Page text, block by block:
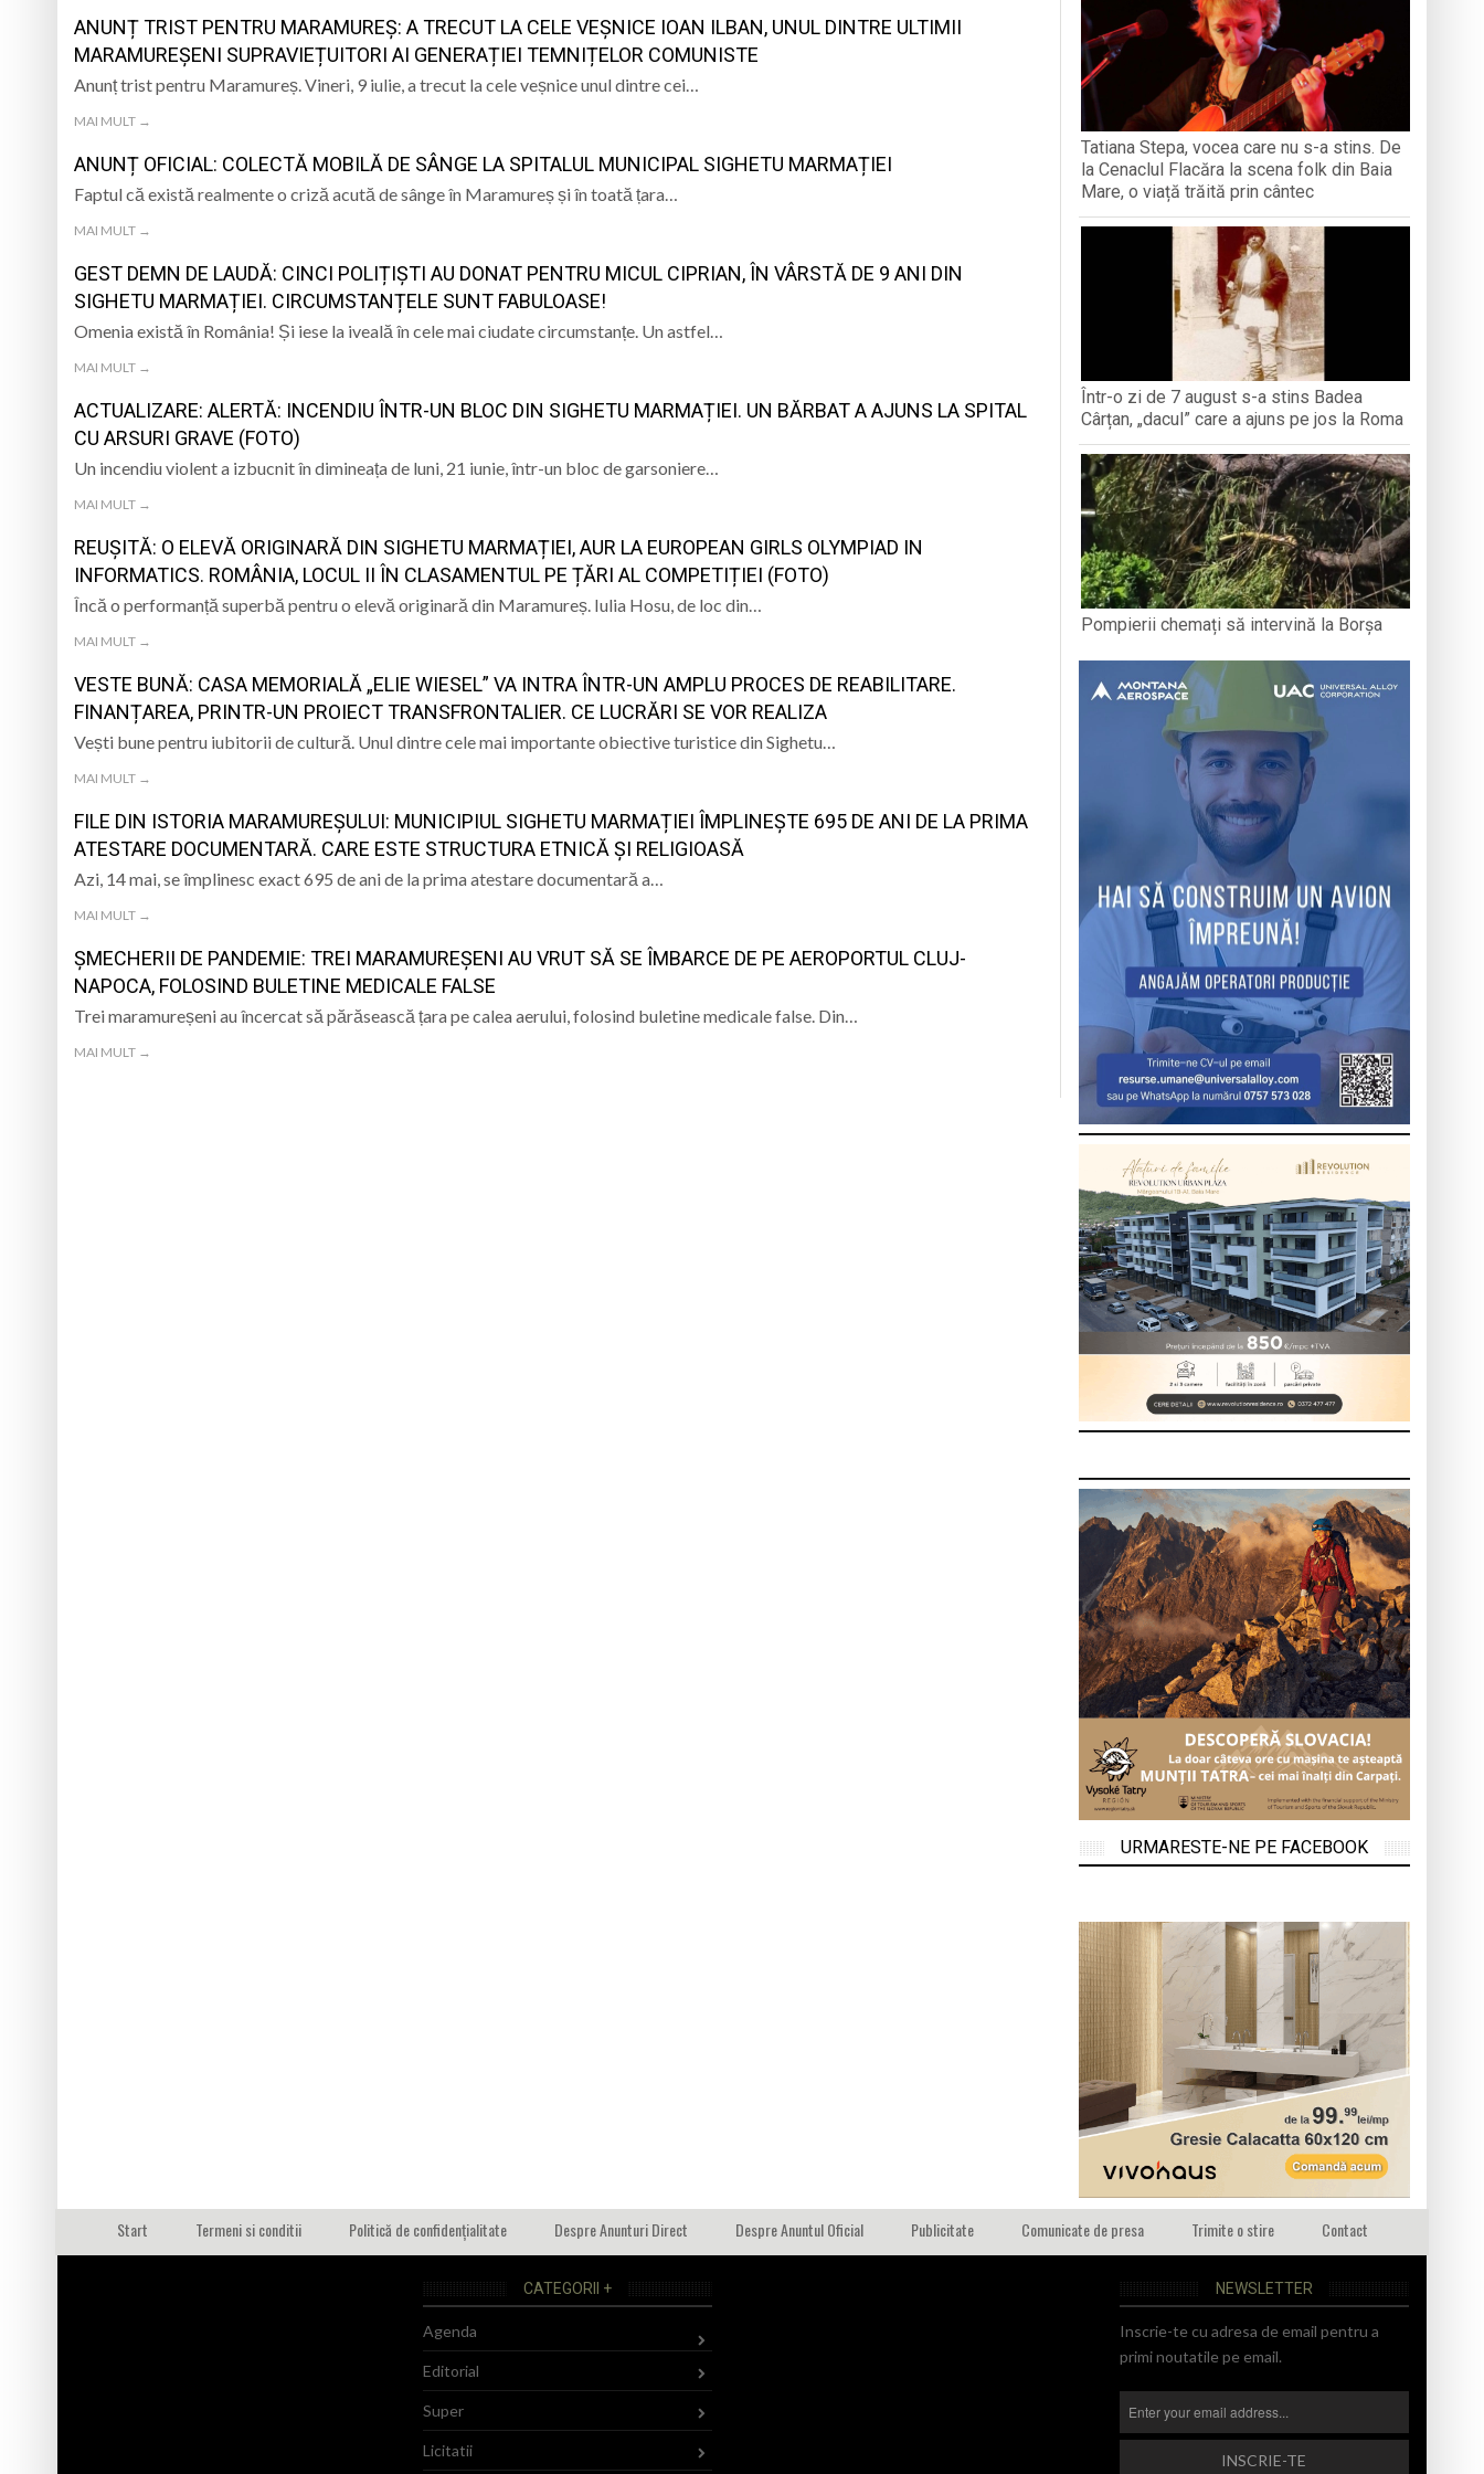
Muzeul Județean de Istorie și Arheologie Maramureș
Psiholog psihoterapeut Cecilia Ardusătan: De ce două persoane trec prin același stres, iar una dezvoltă anxietate,
iar cealaltă merge mai departe?
Andreea-Mihaela Dunca, „ Profa de Geo”, îi invită astăzi pe sigheteni să descopere orașul dintr-o perspectivă diferită
Atelier de lucru manual la Filiala „Traian” Baia Mare: Sunteți invitați să vă creați propriul talisman „prinzător de vise”
Tatiana Stepa, vocea care nu s-a stins. De la Cenaclul Flacăra la scena folk din Baia Mare, o viață trăită prin cântec
ANUNȚ TRIST PENTRU MARAMUREȘ: A TRECUT LA CELE VEȘNICE IOAN ILBAN, UNUL DINTRE ULTIMII
MARAMUREȘENI SUPRAVIEȚUITORI AI GENERAȚIEI TEMNIȚELOR COMUNISTE
Anunț trist pentru Maramureș. Vineri, 9 iulie, a trecut la cele veșnice unul dintre cei…
MAI MULT →
ANUNȚ OFICIAL: COLECTĂ MOBILĂ DE SÂNGE LA SPITALUL MUNICIPAL SIGHETU MARMAȚIEI
Faptul că există realmente o criză acută de sânge în Maramureș și în toată țara…
MAI MULT →
GEST DEMN DE LAUDĂ: CINCI POLIȚIȘTI AU DONAT PENTRU MICUL CIPRIAN, ÎN VÂRSTĂ DE 9 ANI DIN
SIGHETU MARMAȚIEI. CIRCUMSTANȚELE SUNT FABULOASE!
Omenia există în România! Și iese la iveală în cele mai ciudate circumstanțe. Un astfel…
MAI MULT →
ACTUALIZARE: ALERTĂ: INCENDIU ÎNTR-UN BLOC DIN SIGHETU MARMAȚIEI. UN BĂRBAT A AJUNS LA SPITAL
CU ARSURI GRAVE (FOTO)
Un incendiu violent a izbucnit în dimineața de luni, 21 iunie, într-un bloc de garsoniere…
MAI MULT →
REUȘITĂ: O ELEVĂ ORIGINARĂ DIN SIGHETU MARMAȚIEI, AUR LA EUROPEAN GIRLS OLYMPIAD IN
INFORMATICS. ROMÂNIA, LOCUL II ÎN CLASAMENTUL PE ȚĂRI AL COMPETIȚIEI (FOTO)
Încă o performanță superbă pentru o elevă originară din Maramureș. Iulia Hosu, de loc din…
MAI MULT →
VESTE BUNĂ: CASA MEMORIALĂ „ELIE WIESEL” VA INTRA ÎNTR-UN AMPLU PROCES DE REABILITARE.
FINANȚAREA, PRINTR-UN PROIECT TRANSFRONTALIER. CE LUCRĂRI SE VOR REALIZA
Vești bune pentru iubitorii de cultură. Unul dintre cele mai importante obiective turistice din Sighetu…
MAI MULT →
FILE DIN ISTORIA MARAMUREȘULUI: MUNICIPIUL SIGHETU MARMAȚIEI ÎMPLINEȘTE 695 DE ANI DE LA PRIMA
ATESTARE DOCUMENTARĂ. CARE ESTE STRUCTURA ETNICĂ ȘI RELIGIOASĂ
Azi, 14 mai, se împlinesc exact 695 de ani de la prima atestare documentară a…
MAI MULT →
ȘMECHERII DE PANDEMIE: TREI MARAMUREȘENI AU VRUT SĂ SE ÎMBARCE DE PE AEROPORTUL CLUJ-
NAPOCA, FOLOSIND BULETINE MEDICALE FALSE
Trei maramureșeni au încercat să părăsească țara pe calea aerului, folosind buletine medicale false. Din…
MAI MULT →
Tatiana Stepa, vocea care nu s-a stins. De
la Cenaclul Flacăra la scena folk din Baia
Mare, o viață trăită prin cântec
Într-o zi de 7 august s-a stins Badea
Cârțan, „dacul” care a ajuns pe jos la Roma
Pompierii chemați să intervină la Borșa
URMARESTE-NE PE FACEBOOK
Start Termeni si conditii Politică de confidențialitate Despre Anunturi Direct Despre Anuntul Oficial Publicitate Comunicate de presa Trimite o stire Contact
CATEGORII +
Agenda
Editorial
Super
Licitatii
NEWSLETTER
Inscrie-te cu adresa de email pentru a
primi noutatile pe email.